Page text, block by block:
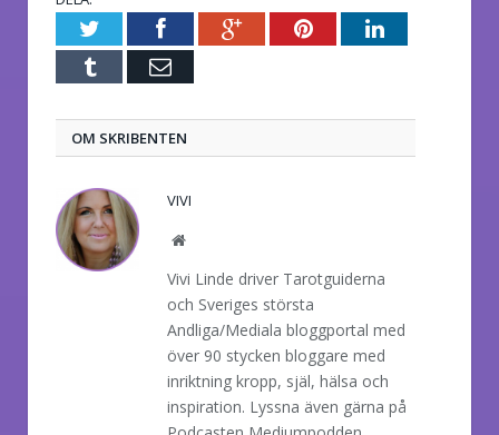
TwitterFacebookGoogle+PinterestLinkedIn
Tumblr E-
OM SKRIBENTEN
VIVI
Website
Vivi Linde driver Tarotguiderna
och Sveriges största
Andliga/Mediala bloggportal med
över 90 stycken bloggare med
inriktning kropp, själ, hälsa och
inspiration. Lyssna även gärna på